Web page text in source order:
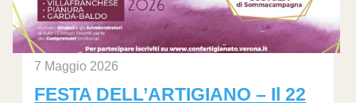
7 Maggio 2026
FESTA DELL’ARTIGIANO – Il 22